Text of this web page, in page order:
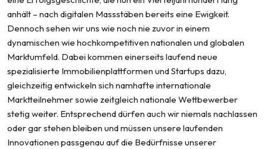
anhält – nach digitalen Massstäben bereits eine Ewigkeit.
Dennoch sehen wir uns wie noch nie zuvor in einem
dynamischen wie hochkompetitiven nationalen und globalen
Marktumfeld. Dabei kommen einerseits laufend neue
spezialisierte Immobilienplattformen und Startups dazu,
gleichzeitig entwickeln sich namhafte internationale
Marktteilnehmer sowie zeitgleich nationale Wettbewerber
stetig weiter. Entsprechend dürfen auch wir niemals nachlassen
oder gar stehen bleiben und müssen unsere laufenden
Innovationen passgenau auf die Bedürfnisse unserer